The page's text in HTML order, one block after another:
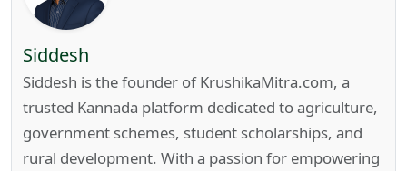
Siddesh
Siddesh is the founder of KrushikaMitra.com, a
trusted Kannada platform dedicated to agriculture,
government schemes, student scholarships, and
rural development. With a passion for empowering